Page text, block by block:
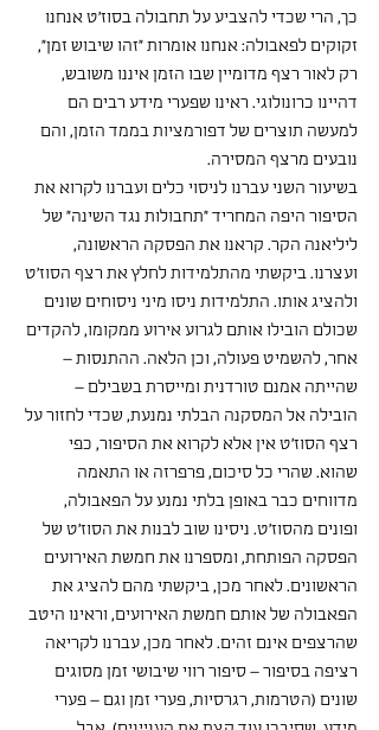
כך, הרי שכדי להצביע על תחבולה בסוז'ט אנחנו
זקוקים לפאבולה: אנחנו אומרות "זהו שיבוש זמן",
רק לאור רצף מדומיין שבו הזמן איננו משובש,
דהיינו כרונולוגי. ראינו שפערי מידע רבים הם
למעשה תוצרים של דפורמציות בממד הזמן, והם
נובעים מרצף המסירה.
בשיעור השני עברנו לניסוי כלים ועברנו לקרוא את
הסיפור היפה המחריד "תחבולות נגד השינה" של
ליליאנה הקר. קראנו את הפסקה הראשונה,
ועצרנו. ביקשתי מהתלמידות לחלץ את רצף הסוז'ט
ולהציג אותו. התלמידות ניסו מיני ניסוחים שונים
שכולם הובילו אותם לגרוע אירוע ממקומו, להקדים
אחר, להשמיט פעולה, וכן הלאה. ההתנסות –
שהייתה אמנם טורדנית ומייסרת בשבילם –
הובילה אל המסקנה הבלתי נמנעת, שכדי לחזור על
רצף הסוז'ט אין אלא לקרוא את הסיפור, כפי
שהוא. שהרי כל סיכום, פרפרזה או התאמה
מדווחים כבר באופן בלתי נמנע על הפאבולה,
ופונים מהסוז'ט. ניסינו שוב לבנות את הסוז'ט של
הפסקה הפותחת, ומספרנו את חמשת האירועים
הראשונים. לאחר מכן, ביקשתי מהם להציג את
הפאבולה של אותם חמשת האירועים, וראינו היטב
שהרצפים אינם זהים. לאחר מכן, עברנו לקריאה
רציפה בסיפור – סיפור רווי שיבושי זמן מסוגים
שונים (הטרמות, רגרסיות, פערי זמן וגם – פערי